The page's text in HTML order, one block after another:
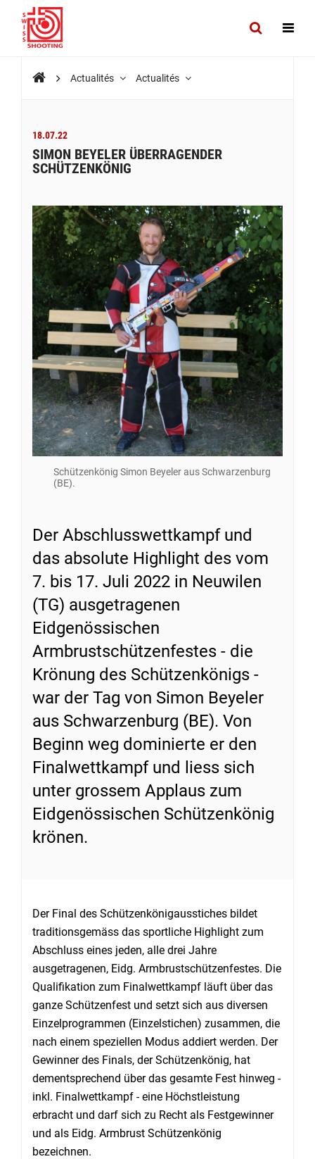
Actualités Actualités
18.07.22
SIMON BEYELER ÜBERRAGENDER
SCHÜTZENKÖNIG
Schützenkönig Simon Beyeler aus Schwarzenburg
(BE).
Der Abschlusswettkampf und
das absolute Highlight des vom
7. bis 17. Juli 2022 in Neuwilen
(TG) ausgetragenen
Eidgenössischen
Armbrustschützenfestes - die
Krönung des Schützenkönigs -
war der Tag von Simon Beyeler
aus Schwarzenburg (BE). Von
Beginn weg dominierte er den
Finalwettkampf und liess sich
unter grossem Applaus zum
Eidgenössischen Schützenkönig
krönen.
Der Final des Schützenkönigausstiches bildet
traditionsgemäss das sportliche Highlight zum
Abschluss eines jeden, alle drei Jahre
ausgetragenen, Eidg. Armbrustschützenfestes. Die
Qualifikation zum Finalwettkampf läuft über das
ganze Schützenfest und setzt sich aus diversen
Einzelprogrammen (Einzelstichen) zusammen, die
nach einem speziellen Modus addiert werden. Der
Gewinner des Finals, der Schützenkönig, hat
dementsprechend über das gesamte Fest hinweg -
inkl. Finalwettkampf - eine Höchstleistung
erbracht und darf sich zu Recht als Festgewinner
und als Eidg. Armbrust Schützenkönig
bezeichnen.